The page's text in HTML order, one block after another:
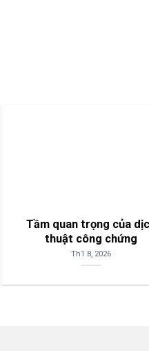
Tầm quan trọng của
thuật công chứng
Th1 8, 2026